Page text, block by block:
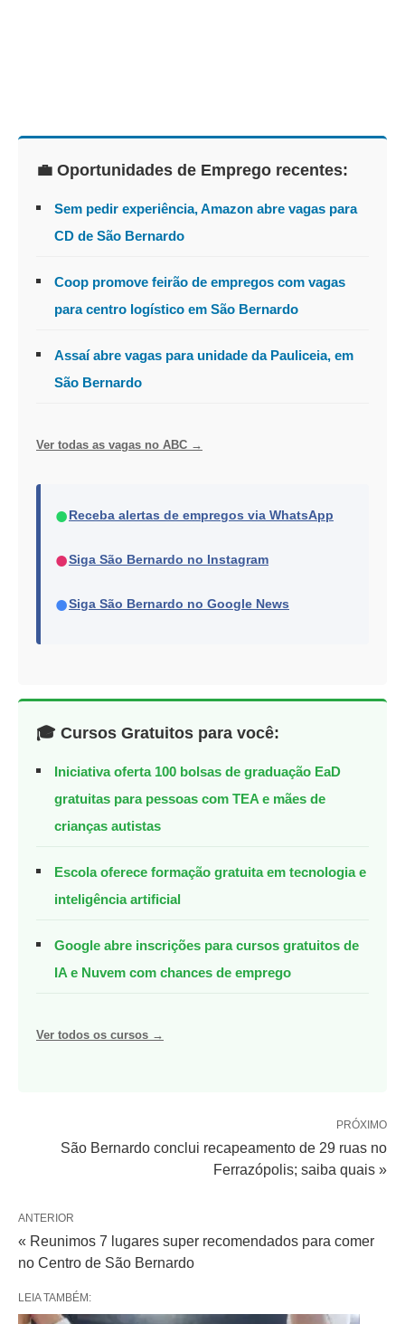
💼 Oportunidades de Emprego recentes:
Sem pedir experiência, Amazon abre vagas para
CD de São Bernardo
Coop promove feirão de empregos com vagas
para centro logístico em São Bernardo
Assaí abre vagas para unidade da Pauliceia, em
São Bernardo
Ver todas as vagas no ABC →
● Receba alertas de empregos via WhatsApp
●Siga São Bernardo no Instagram
●Siga São Bernardo no Google News
🎓 Cursos Gratuitos para você:
Iniciativa oferta 100 bolsas de graduação EaD
gratuitas para pessoas com TEA e mães de
crianças autistas
Escola oferece formação gratuita em tecnologia e
inteligência artificial
Google abre inscrições para cursos gratuitos de
IA e Nuvem com chances de emprego
Ver todos os cursos →
PRÓXIMO
São Bernardo conclui recapeamento de 29 ruas no
Ferrazópolis; saiba quais »
ANTERIOR
« Reunimos 7 lugares super recomendados para comer
no Centro de São Bernardo
LEIA TAMBÉM: